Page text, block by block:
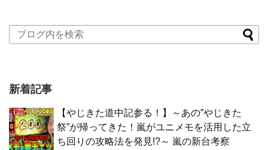
新着記事
【やじきた道中記参る！】～あの”やじきた
祭”が帰ってきた！嵐がユニメモを活用した立
ち回りの攻略法を発見!?～ 嵐の新台考察